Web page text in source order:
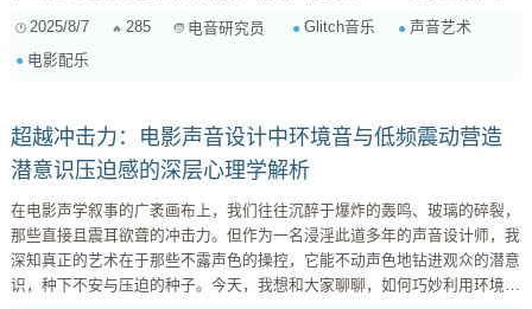
感。它能有效地表达角色内心的挣扎、环境的异化，或剧情的突变。以下是
一些具体的例子： 表达角色心理状态： 在一些心理惊悚片或科幻片中，
2025/8/7 285 电音研究员 Glitch音乐
声音艺术
电影配乐
超越冲击力：电影声音设计中环境音与低频震动营造
潜意识压迫感的深层心理学解析
在电影声学叙事的广袤画布上，我们往往沉醉于爆炸的轰鸣、玻璃的碎裂，
那些直接且震耳欲聋的冲击力。但作为一名浸淫此道多年的声音设计师，我
深知真正的艺术在于那些不露声色的操控，它能不动声色地钻进观众的潜意
识，种下不安与压迫的种子。今天，我想和大家聊聊，如何巧妙利用环境音